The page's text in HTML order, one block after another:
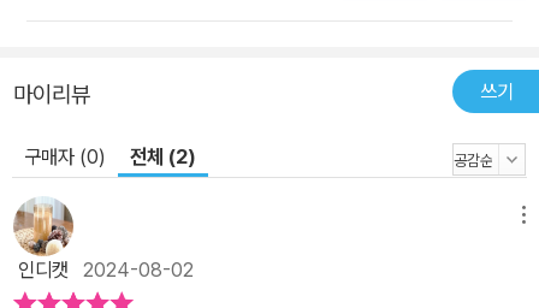
마이리뷰 쓰기
구매자 (0) 전체 (2)
인디캣 2024-08-02